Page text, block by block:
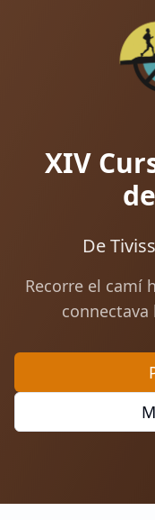
XIV
De
Recorre el camí